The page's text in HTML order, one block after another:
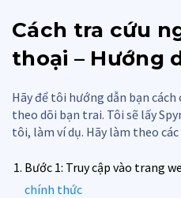
Cách tra cứu
thoại – Hướng
Hãy để tôi hướng dẫn bạn
theo dõi bạn trai. Tôi sẽ lấy
tôi, làm ví dụ. Hãy làm theo các
Bước 1: Truy cập vào trang
chính thức